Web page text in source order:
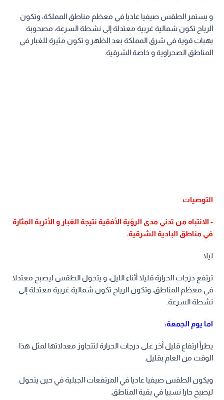
و يستمر الطقس صيفيا عاديا في معظم مناطق المملكة، وتكون
الرياح تكون شمالية غربية معتدلة إلى نشطة السرعة، مصحوبة
بهبات قوية في شرق المملكة بعد الظهر و تكون مثيرة للغبار في
المناطق الصحراوية و خاصة الشرقية.
التوصيات
- الانتباه من تدني مدى الرؤية الأفقية نتيجة الغبار و الأتربة المثارة
في مناطق البادية الشرقية.
ليلا
ترتفع درجات الحرارة قليلا أثناء الليل، و يتحول الطقس ليصبح معتدلا
في معظم المناطق، وتكون الرياح تكون شمالية غربية معتدلة إلى
نشطة السرعة.
اما يوم الجمعة:
يطرأ ارتفاع قليل آخر على درجات الحرارة لتتجاوز معدلاتها لمثل هذا
الوقت من العام بقليل.
ويكون الطقس صيفيا عاديا في المرتفعات الجبلية في حين يتحول
ليصبح حارا نسبيا في بقية المناطق.